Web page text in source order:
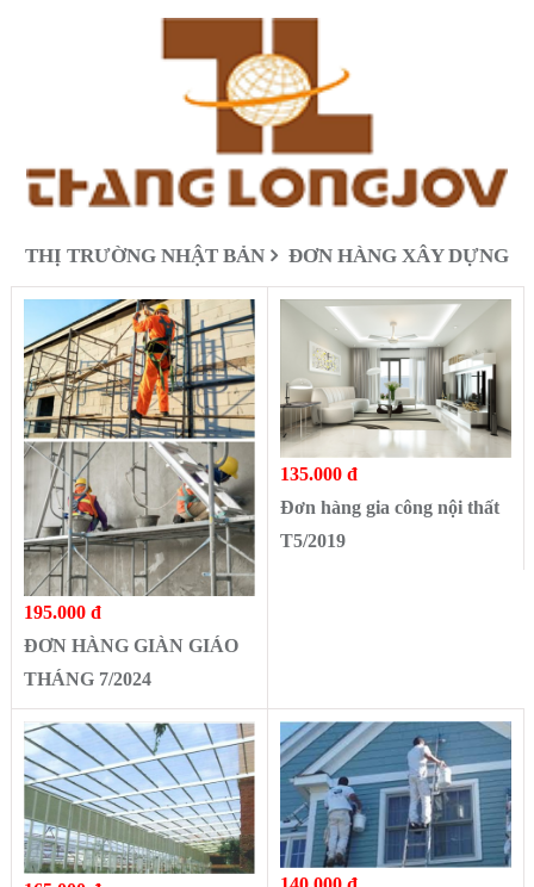
THỊ TRƯỜNG NHẬT BẢN ĐƠN HÀNG XÂY DỰNG
195.000 đ
ĐƠN HÀNG GIÀN GIÁO
THÁNG 7/2024
135.000 đ
Đơn hàng gia công nội thất
T5/2019